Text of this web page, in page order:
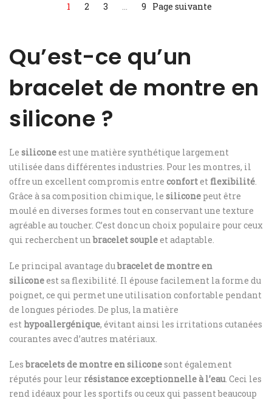
1 2 3 … 9 Page suivante
Qu’est-ce qu’un
bracelet de montre en
silicone ?
Le siliconeest une matière synthétique largement
utilisée dans différentes industries. Pour les montres, il
offre un excellent compromis entre confortet flexibilité.
Grâce à sa composition chimique, le silicone peut être
moulé en diverses formes tout en conservant une texture
agréable au toucher. C’est donc un choix populaire pour ceux
qui recherchent unbracelet soupleet adaptable.
Le principal avantage dubracelet de montre en
siliconeest sa flexibilité. Il épouse facilement la forme du
poignet, ce qui permet une utilisation confortable pendant
de longues périodes. De plus, la matière
est hypoallergénique, évitant ainsi les irritations cutanées
courantes avec d’autres matériaux.
Lesbracelets de montre en siliconesont également
réputés pour leur résistance exceptionnelle à l’eau. Ceci les
rend idéaux pour les sportifs ou ceux qui passent beaucoup